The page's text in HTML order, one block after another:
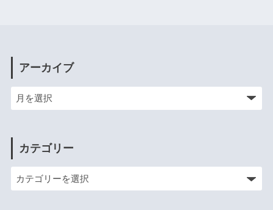
アーカイブ
カテゴリー